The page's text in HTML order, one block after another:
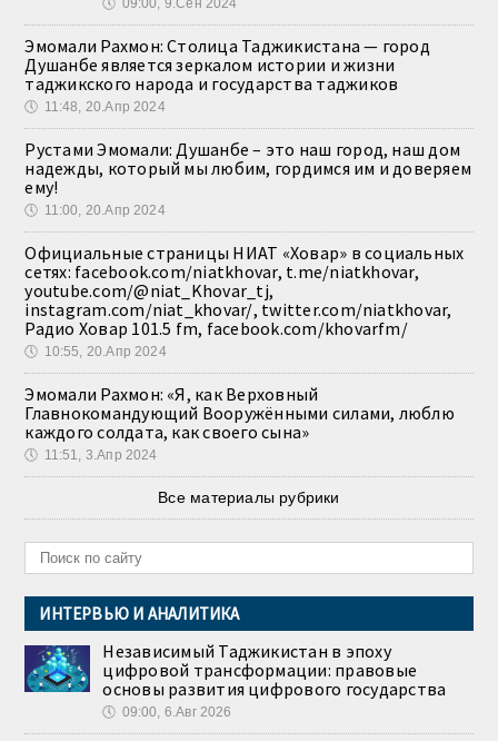
Эмомали Рахмон: Столица Таджикистана — город
Душанбе является зеркалом истории и жизни
таджикского народа и государства таджиков
🕔 11:48, 20.Апр 2024
Рустами Эмомали: Душанбе – это наш город, наш дом
надежды, который мы любим, гордимся им и доверяем
ему!
🕔 11:00, 20.Апр 2024
Официальные страницы НИАТ «Ховар» в социальных
сетях: facebook.com/niatkhovar, t.me/niatkhovar,
youtube.com/@niat_Khovar_tj,
instagram.com/niat_khovar/, twitter.com/niatkhovar,
Радио Ховар 101.5 fm, facebook.com/khovarfm/
🕔 10:55, 20.Апр 2024
Эмомали Рахмон: «Я, как Верховный
Главнокомандующий Вооружёнными силами, люблю
каждого солдата, как своего сына»
🕔 11:51, 3.Апр 2024
Все материалы рубрики
ИНТЕРВЬЮ И АНАЛИТИКА
Независимый Таджикистан в эпоху
цифровой трансформации: правовые
основы развития цифрового государства
🕔 09:00, 6.Авг 2026